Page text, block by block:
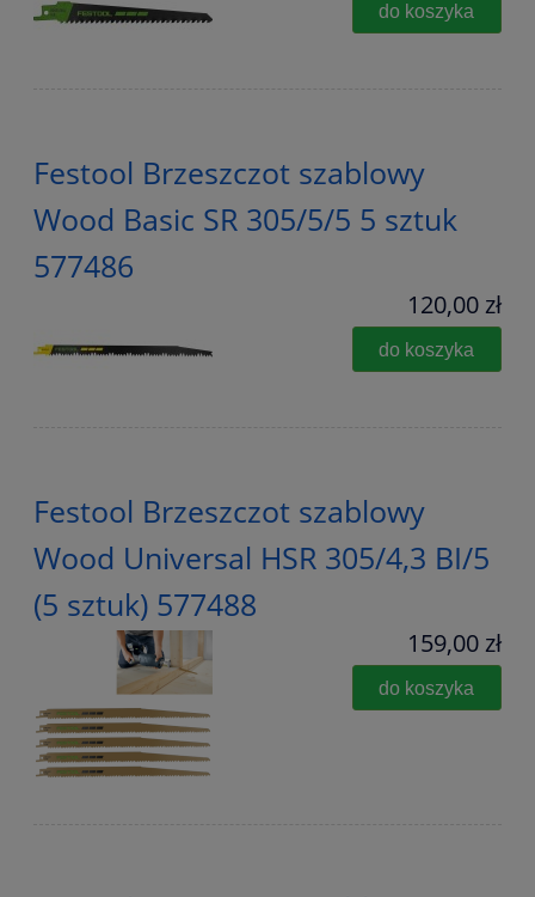
do koszyka
Festool Brzeszczot szablowy
Wood Basic SR 305/5/5 5 sztuk
577486
120,00 zł
do koszyka
Festool Brzeszczot szablowy
Wood Universal HSR 305/4,3 BI/5
(5 sztuk) 577488
159,00 zł
do koszyka